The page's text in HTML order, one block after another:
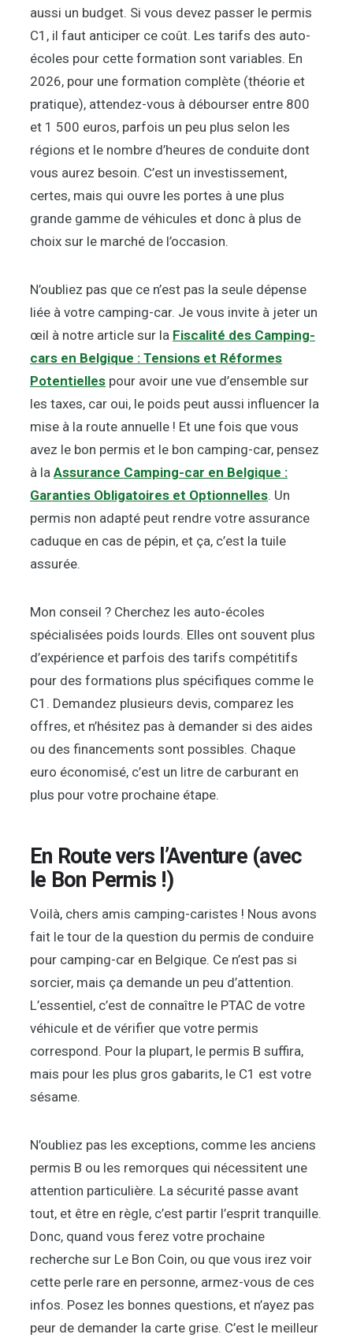
aussi un budget. Si vous devez passer le permis
C1, il faut anticiper ce coût. Les tarifs des auto-
écoles pour cette formation sont variables. En
2026, pour une formation complète (théorie et
pratique), attendez-vous à débourser entre 800
et 1 500 euros, parfois un peu plus selon les
régions et le nombre d’heures de conduite dont
vous aurez besoin. C’est un investissement,
certes, mais qui ouvre les portes à une plus
grande gamme de véhicules et donc à plus de
choix sur le marché de l’occasion.
N’oubliez pas que ce n’est pas la seule dépense
liée à votre camping-car. Je vous invite à jeter un
œil à notre article sur la Fiscalité des Camping-
cars en Belgique : Tensions et Réformes
Potentielles pour avoir une vue d’ensemble sur
les taxes, car oui, le poids peut aussi influencer la
mise à la route annuelle ! Et une fois que vous
avez le bon permis et le bon camping-car, pensez
à la Assurance Camping-car en Belgique :
Garanties Obligatoires et Optionnelles. Un
permis non adapté peut rendre votre assurance
caduque en cas de pépin, et ça, c’est la tuile
assurée.
Mon conseil ? Cherchez les auto-écoles
spécialisées poids lourds. Elles ont souvent plus
d’expérience et parfois des tarifs compétitifs
pour des formations plus spécifiques comme le
C1. Demandez plusieurs devis, comparez les
offres, et n’hésitez pas à demander si des aides
ou des financements sont possibles. Chaque
euro économisé, c’est un litre de carburant en
plus pour votre prochaine étape.
En Route vers l’Aventure (avec
le Bon Permis !)
Voilà, chers amis camping-caristes ! Nous avons
fait le tour de la question du permis de conduire
pour camping-car en Belgique. Ce n’est pas si
sorcier, mais ça demande un peu d’attention.
L’essentiel, c’est de connaître le PTAC de votre
véhicule et de vérifier que votre permis
correspond. Pour la plupart, le permis B suffira,
mais pour les plus gros gabarits, le C1 est votre
sésame.
N’oubliez pas les exceptions, comme les anciens
permis B ou les remorques qui nécessitent une
attention particulière. La sécurité passe avant
tout, et être en règle, c’est partir l’esprit tranquille.
Donc, quand vous ferez votre prochaine
recherche sur Le Bon Coin, ou que vous irez voir
cette perle rare en personne, armez-vous de ces
infos. Posez les bonnes questions, et n’ayez pas
peur de demander la carte grise. C’est le meilleur